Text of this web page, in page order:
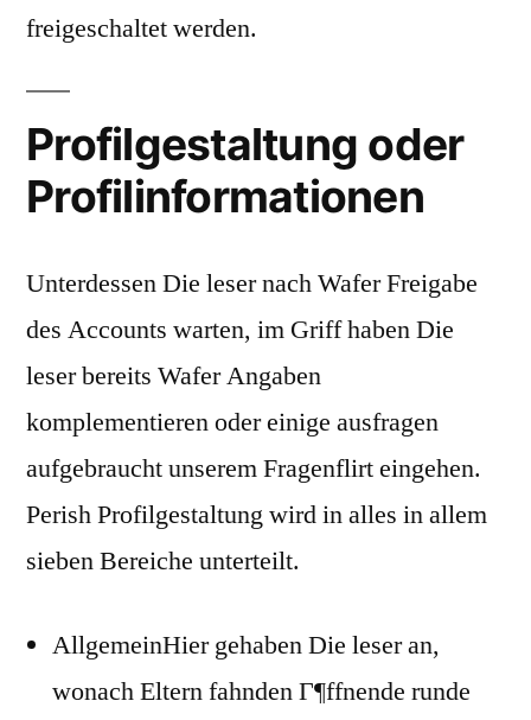
freigeschaltet werden.
Profilgestaltung oder
Profilinformationen
Unterdessen Die leser nach Wafer Freigabe
des Accounts warten, im Griff haben Die
leser bereits Wafer Angaben
komplementieren oder einige ausfragen
aufgebraucht unserem Fragenflirt eingehen.
Perish Profilgestaltung wird in alles in allem
sieben Bereiche unterteilt.
AllgemeinHier gehaben Die leser an,
wonach Eltern fahnden Г¶ffnende runde